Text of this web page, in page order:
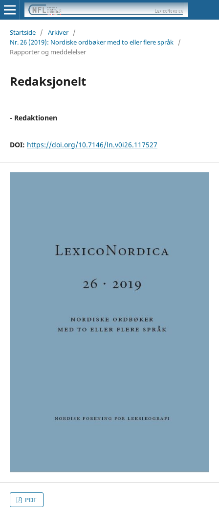
Startside / Arkiver /
Nr. 26 (2019): Nordiske ordbøker med to eller flere språk /
Rapporter og meddelelser
Redaksjonelt
- Redaktionen
DOI: https://doi.org/10.7146/ln.v0i26.117527
PDF